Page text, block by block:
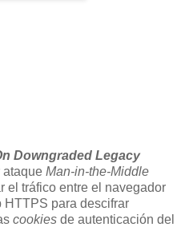
Downgraded Legacy
ataque Man-in-the-Middle
el tráfico entre el navegador
para descifrar
cookies de autenticación del